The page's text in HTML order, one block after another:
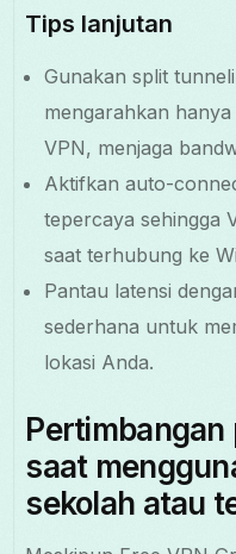
Tips lanjutan
Gunakan split
mengarahkan
VPN, menjaga
Aktifkan auto-
tepercaya sehingga
saat terhubung ke
Pantau latensi
sederhana untuk
lokasi Anda.
Pertimbangan
saat
sekolah atau